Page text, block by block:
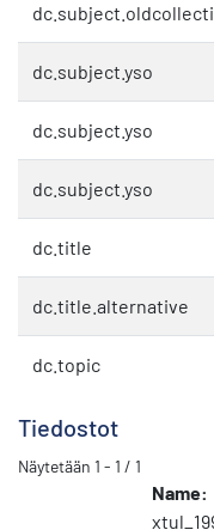
dc.subject.yso
dc.subject.yso
dc.subject.yso
dc.title
dc.title.alternative
dc.topic
Tiedostot
Näytetään 1 - 1 / 1
Name: